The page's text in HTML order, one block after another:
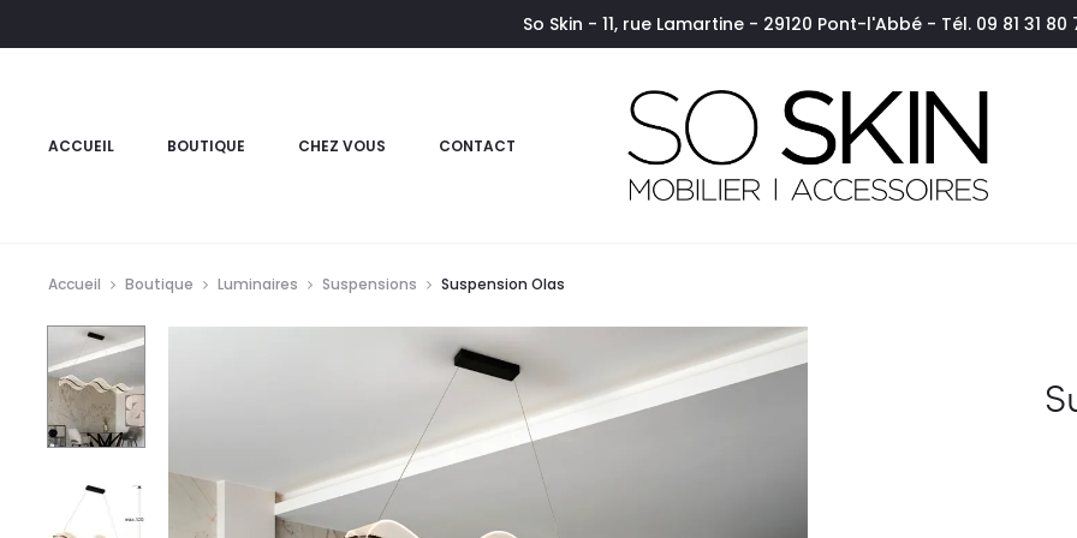
So Skin - 11, rue Lamartine - 29120 Pont-l'Abbé - Tél. 09 81 31 80
ACCUEIL BOUTIQUE CHEZ VOUS CONTACT
Accueil Boutique Luminaires Suspensions Suspension Olas